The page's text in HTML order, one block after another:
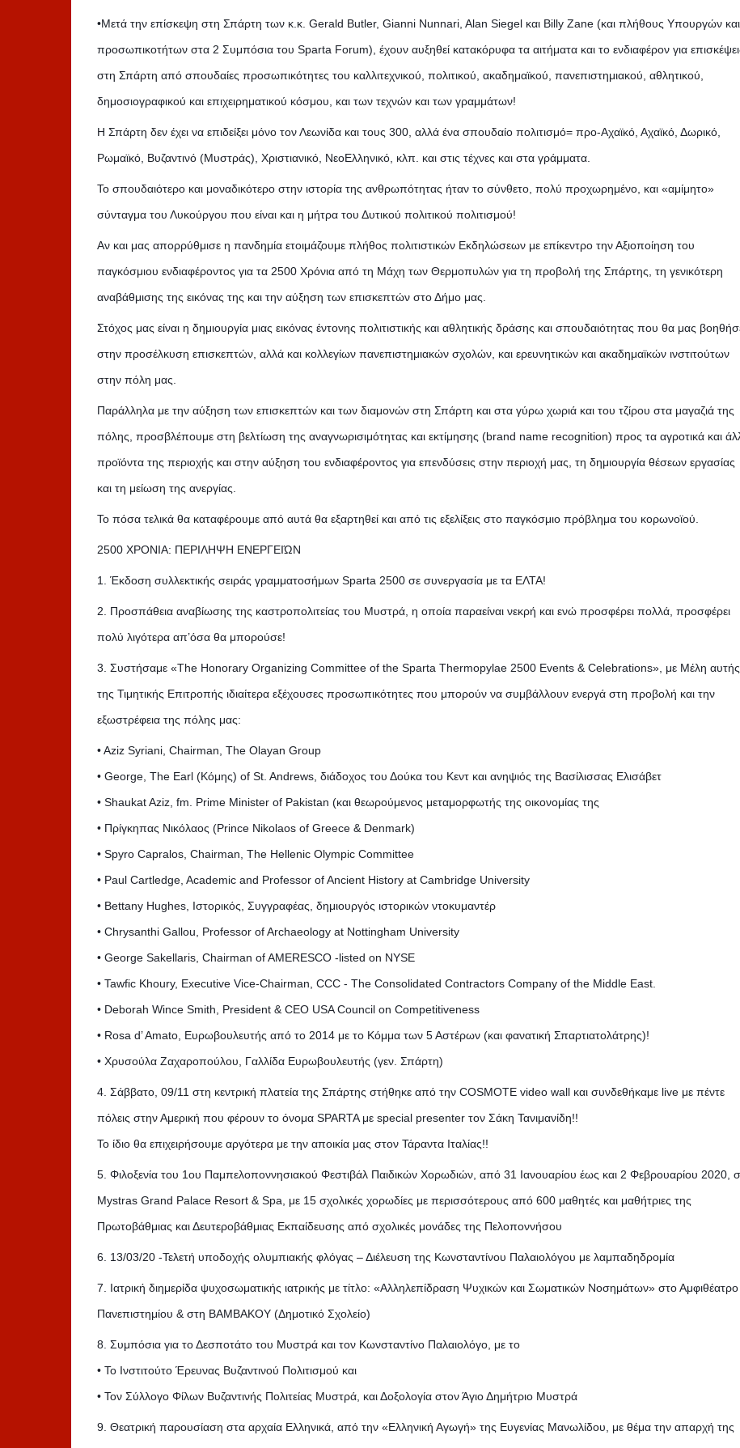
•Μετά την επίσκεψη στη Σπάρτη των κ.κ. Gerald Butler, Gianni Nunnari, Alan Siegel και Billy Zane (και πλήθους Υπουργών και
προσωπικοτήτων στα 2 Συμπόσια του Sparta Forum), έχουν αυξηθεί κατακόρυφα τα αιτήματα και το ενδιαφέρον για
στη Σπάρτη από σπουδαίες προσωπικότητες του καλλιτεχνικού, πολιτικού, ακαδημαϊκού, πανεπιστημιακού, αθλητικού,
δημοσιογραφικού και επιχειρηματικού κόσμου, και των τεχνών και των γραμμάτων!
Η Σπάρτη δεν έχει να επιδείξει μόνο τον Λεωνίδα και τους 300, αλλά ένα σπουδαίο πολιτισμό= προ-Αχαϊκό, Αχαϊκό, Δωρικό,
Ρωμαϊκό, Βυζαντινό (Μυστράς), Χριστιανικό, ΝεοΕλληνικό, κλπ. και στις τέχνες και στα γράμματα.
Το σπουδαιότερο και μοναδικότερο στην ιστορία της ανθρωπότητας ήταν το σύνθετο, πολύ προχωρημένο, και «αμίμητο»
σύνταγμα του Λυκούργου που είναι και η μήτρα του Δυτικού πολιτικού πολιτισμού!
Αν και μας απορρύθμισε η πανδημία ετοιμάζουμε πλήθος πολιτιστικών Εκδηλώσεων με επίκεντρο την Αξιοποίηση του
παγκόσμιου ενδιαφέροντος για τα 2500 Χρόνια από τη Μάχη των Θερμοπυλών για τη προβολή της Σπάρτης, τη γενικότερη
αναβάθμισης της εικόνας της και την αύξηση των επισκεπτών στο Δήμο μας.
Στόχος μας είναι η δημιουργία μιας εικόνας έντονης πολιτιστικής και αθλητικής δράσης και σπουδαιότητας που θα μας
στην προσέλκυση επισκεπτών, αλλά και κολλεγίων πανεπιστημιακών σχολών, και ερευνητικών και ακαδημαϊκών ινστιτούτων
στην πόλη μας.
Παράλληλα με την αύξηση των επισκεπτών και των διαμονών στη Σπάρτη και στα γύρω χωριά και του τζίρου στα μαγαζιά της
πόλης, προσβλέπουμε στη βελτίωση της αναγνωρισιμότητας και εκτίμησης (brand name recognition) προς τα αγροτικά και
προϊόντα της περιοχής και στην αύξηση του ενδιαφέροντος για επενδύσεις στην περιοχή μας, τη δημιουργία θέσεων εργασίας
και τη μείωση της ανεργίας.
Το πόσα τελικά θα καταφέρουμε από αυτά θα εξαρτηθεί και από τις εξελίξεις στο παγκόσμιο πρόβλημα του κορωνοϊού.
2500 ΧΡΟΝΙΑ: ΠΕΡΙΛΗΨΗ ΕΝΕΡΓΕΙΏΝ
1. Έκδοση συλλεκτικής σειράς γραμματοσήμων Sparta 2500 σε συνεργασία με τα ΕΛΤΑ!
2. Προσπάθεια αναβίωσης της καστροπολιτείας του Μυστρά, η οποία παραείναι νεκρή και ενώ προσφέρει πολλά, προσφέρει
πολύ λιγότερα απ’όσα θα μπορούσε!
3. Συστήσαμε «The Honorary Organizing Committee of the Sparta Thermopylae 2500 Events & Celebrations», με Μέλη αυτής
της Τιμητικής Επιτροπής ιδιαίτερα εξέχουσες προσωπικότητες που μπορούν να συμβάλλουν ενεργά στη προβολή και την
εξωστρέφεια της πόλης μας:
• Aziz Syriani, Chairman, The Olayan Group
• George, The Earl (Κόμης) of St. Andrews, διάδοχος του Δούκα του Κεντ και ανηψιός της Βασίλισσας Ελισάβετ
• Shaukat Aziz, fm. Prime Minister of Pakistan (και θεωρούμενος μεταμορφωτής της οικονομίας της
• Πρίγκηπας Νικόλαος (Prince Nikolaos of Greece & Denmark)
• Spyro Capralos, Chairman, The Hellenic Olympic Committee
• Paul Cartledge, Academic and Professor of Ancient History at Cambridge University
• Bettany Hughes, Ιστορικός, Συγγραφέας, δημιουργός ιστορικών ντοκυμαντέρ
• Chrysanthi Gallou, Professor of Archaeology at Nottingham University
• George Sakellaris, Chairman of AMERESCO -listed on NYSE
• Tawfic Khoury, Executive Vice-Chairman, CCC - The Consolidated Contractors Company of the Middle East.
• Deborah Wince Smith, President & CEO USA Council on Competitiveness
• Rosa d’ Amato, Ευρωβουλευτής από το 2014 με το Κόμμα των 5 Αστέρων (και φανατική Σπαρτιατολάτρης)!
• Χρυσούλα Ζαχαροπούλου, Γαλλίδα Ευρωβουλευτής (γεν. Σπάρτη)
4. Σάββατο, 09/11 στη κεντρική πλατεία της Σπάρτης στήθηκε από την COSMOTE video wall και συνδεθήκαμε live με πέντε
πόλεις στην Αμερική που φέρουν το όνομα SPARTA με special presenter τον Σάκη Τανιμανίδη!!
Το ίδιο θα επιχειρήσουμε αργότερα με την αποικία μας στον Τάραντα Ιταλίας!!
5. Φιλοξενία του 1ου Παμπελοποννησιακού Φεστιβάλ Παιδικών Χορωδιών, από 31 Ιανουαρίου έως και 2 Φεβρουαρίου 2020,
Mystras Grand Palace Resort & Spa, με 15 σχολικές χορωδίες με περισσότερους από 600 μαθητές και μαθήτριες της
Πρωτοβάθμιας και Δευτεροβάθμιας Εκπαίδευσης από σχολικές μονάδες της Πελοποννήσου
6. 13/03/20 -Τελετή υποδοχής ολυμπιακής φλόγας – Διέλευση της Κωνσταντίνου Παλαιολόγου με λαμπαδηδρομία
7. Ιατρική διημερίδα ψυχοσωματικής ιατρικής με τίτλο: «Αλληλεπίδραση Ψυχικών και Σωματικών Νοσημάτων» στο Αμφιθέατρο
Πανεπιστημίου & στη BAMBAKOY (Δημοτικό Σχολείο)
8. Συμπόσια για το Δεσποτάτο του Μυστρά και τον Κωνσταντίνο Παλαιολόγο, με το
• Το Ινστιτούτο Έρευνας Βυζαντινού Πολιτισμού και
• Τον Σύλλογο Φίλων Βυζαντινής Πολιτείας Μυστρά, και Δοξολογία στον Άγιο Δημήτριο Μυστρά
9. Θεατρική παρουσίαση στα αρχαία Ελληνικά, από την «Ελληνική Αγωγή» της Ευγενίας Μανωλίδου, με θέμα την απαρχή της